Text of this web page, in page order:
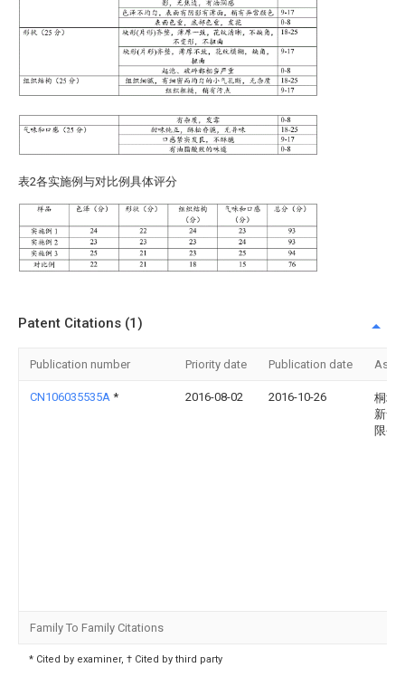
表2各实施例与对比例具体评分
Patent Citations (1)
Publication number Priority date Publication date
CN106035535A * 2016-08-02 2016-10-26
桐城
新食
限公
Family To Family Citations
* Cited by examiner, † Cited by third party